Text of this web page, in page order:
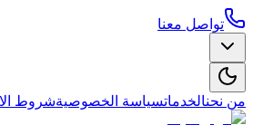
تواصل معنا
من نحنالخدماتسياسة الخصوصيةشروط